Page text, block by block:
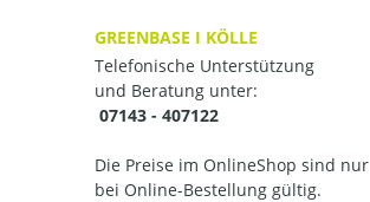
GREENBASE I KÖLLE
Telefonische Unterstützung
und Beratung unter:
07143 - 407122
Die Preise im OnlineShop sind nur
bei Online-Bestellung gültig.